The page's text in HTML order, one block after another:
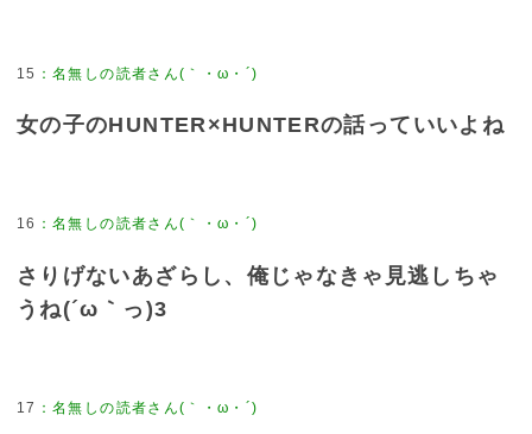
15 ：名無しの読者さん(｀・ω・´)
女の子のHUNTER×HUNTERの話っていいよね
16 ：名無しの読者さん(｀・ω・´)
さりげないあざらし、俺じゃなきゃ見逃しちゃ
うね(´ω｀っ)3
17 ：名無しの読者さん(｀・ω・´)